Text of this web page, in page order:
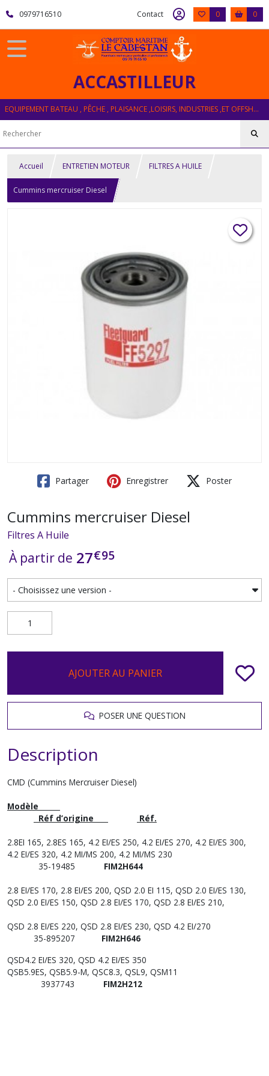
0979716510 Contact 0 0
ACCASTILLEUR
EQUIPEMENT BATEAU , PÊCHE , PLAISANCE ,LOISIRS, INDUSTRIES ,ET OFFSHORE
Accueil ENTRETIEN MOTEUR FILTRES A HUILE
Cummins mercruiser Diesel
Partager Enregistrer Poster
Cummins mercruiser Diesel
Filtres A Huile
À partir de 27€95
AJOUTER AU PANIER
POSER UNE QUESTION
Description
CMD (Cummins Mercruiser Diesel)
Modèle
Réf d’origine
Réf.
2.8EI 165, 2.8ES 165, 4.2 EI/ES 250, 4.2 EI/ES 270, 4.2 EI/ES 300,
4.2 EI/ES 320, 4.2 MI/MS 200, 4.2 MI/MS 230
35-19485
FIM2H644
2.8 EI/ES 170, 2.8 EI/ES 200, QSD 2.0 EI 115, QSD 2.0 EI/ES 130,
QSD 2.0 EI/ES 150, QSD 2.8 EI/ES 170, QSD 2.8 EI/ES 210,
QSD 2.8 EI/ES 220, QSD 2.8 EI/ES 230, QSD 4.2 EI/270
35-895207 FIM2H646
QSD4.2 EI/ES 320, QSD 4.2 EI/ES 350
QSB5.9ES, QSB5.9-M, QSC8.3, QSL9, QSM11
3937743
FIM2H212